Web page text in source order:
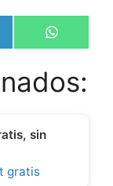
Share
on
W
h
t
s
sin